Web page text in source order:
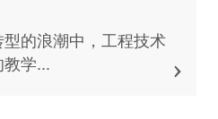
的浪潮中，工程技术
学...